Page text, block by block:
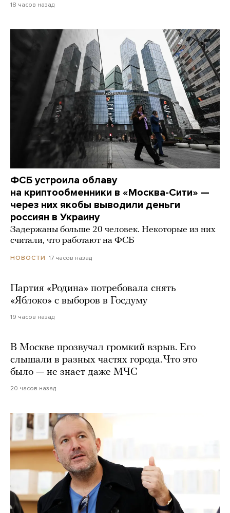
18 часов назад
ФСБ устроила облаву
на криптообменники в «Москва-Сити» —
через них якобы выводили деньги
россиян в Украину
Задержаны больше 20 человек. Некоторые из них
считали, что работают на ФСБ
НОВОСТИ 17 часов назад
Партия «Родина» потребовала снять
«Яблоко» с выборов в Госдуму
19 часов назад
В Москве прозвучал громкий взрыв. Его
слышали в разных частях города. Что это
было — не знает даже МЧС
20 часов назад